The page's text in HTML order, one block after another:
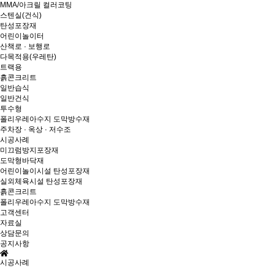
MMA/아크릴 컬러코팅
스텐실(건식)
탄성포장재
어린이놀이터
산책로 · 보행로
다목적용(우레탄)
트랙용
흙콘크리트
일반습식
일반건식
투수형
폴리우레아수지 도막방수재
주차장 · 옥상 · 저수조
시공사례
미끄럼방지포장재
도막형바닥재
어린이놀이시설 탄성포장재
실외체육시설 탄성포장재
흙콘크리트
폴리우레아수지 도막방수재
고객센터
자료실
상담문의
공지사항
시공사례